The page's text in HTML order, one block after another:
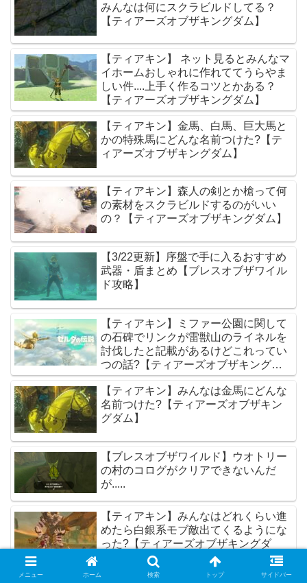
みんなは何にスクラビルドしてる？
【ティアーズオブザキングダム】
【ティアキン】 ネット見るとみんなマ
イホームおしゃれに作れててうらやま
しい件....上手く作るコツとかある？
【ティアーズオブザキングダム】
【ティアキン】金馬、白馬、巨大馬と
かの特殊馬にどんな名前つけた?【テ
ィアーズオブザキングダム】
【ティアキン】森人の剣とか槍って何
の素材をスクラビルドするのがいい
の？【ティアーズオブザキングダム】
【3/22更新】序盤で手に入るおすすめ
武器・盾まとめ【ブレスオブザワイル
ド攻略】
【ティアキン】ミファー公園に関して
の石碑でリンクが雷獣山のライネルを
討伐したと記載があるけどこれってい
つの話?【ティアーズオブザキングダ
ム】
【ティアキン】みんなは金馬にどんな
名前つけた?【ティアーズオブザキン
グダム】
【ブレスオブザワイルド】ウオトリー
の村のコログがクリアできないんだ
が.....
【ティアキン】みんなはどれくらい進
めたら白銀系モブ敵出てくるようにな
った?【ティアーズオブザキングダ
メニュー ホーム 検索 トップ サイドバー